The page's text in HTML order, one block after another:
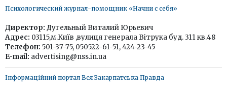
Психологический журнал-помощник «Начни с себя»
Директор: Дугельный Виталий Юрьевич
Адрес: 03115,м.Київ ,вулиця генерала Вітрука буд. 311 кв.48
Телефон: 501-37-75, 050522-61-51, 424-23-45
E-mail: advertising@nss.in.ua
Інформаційний портал Вся Закарпатська Правда